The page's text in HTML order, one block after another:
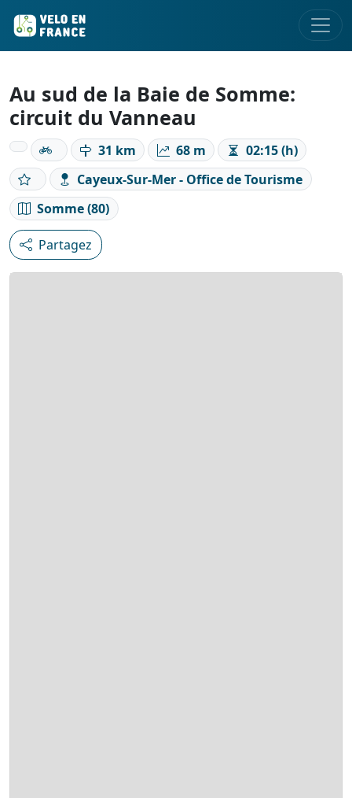
Au sud de la Baie de Somme:
circuit du Vanneau
31 km 68 m
02:15 (h)
Cayeux-Sur-Mer - Office de Tourisme
Somme (80)
Partagez